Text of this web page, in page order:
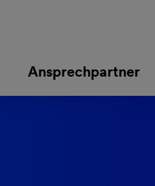
Ansprechpartner